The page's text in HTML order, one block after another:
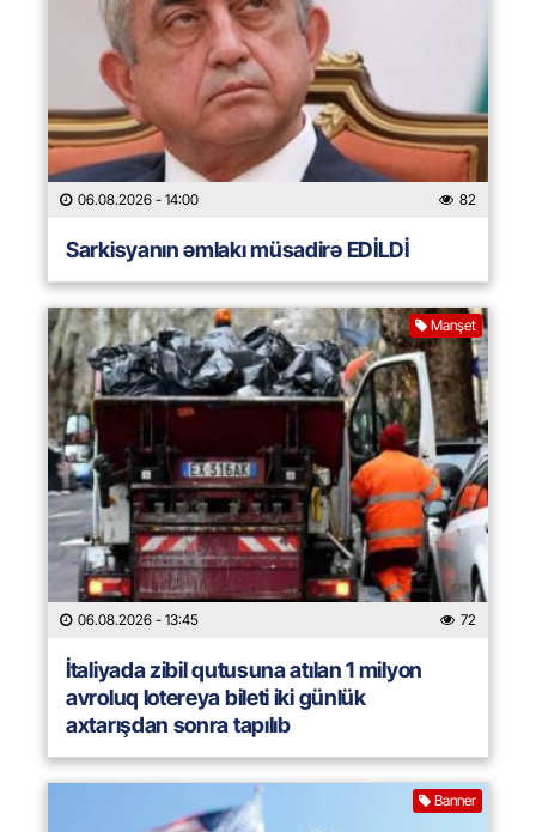
06.08.2026 - 14:00 82
Sarkisyanın əmlakı müsadirə EDİLDİ
Manşet
06.08.2026 - 13:45 72
İtaliyada zibil qutusuna atılan 1 milyon
avroluq lotereya bileti iki günlük
axtarışdan sonra tapılıb
Banner